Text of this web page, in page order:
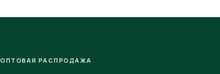
ОПТОВАЯ РАСПРОДАЖА